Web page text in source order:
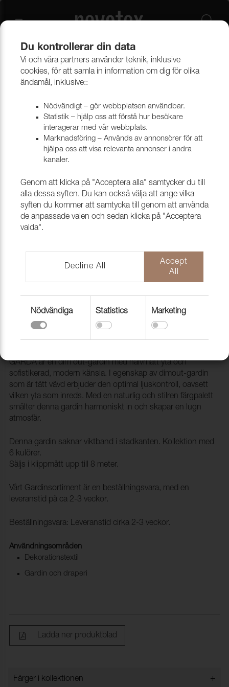
Gardiner Flamsäkra Gardinkollektioner
Gardin Garda Dim-out FR 303
Chincilla, 300cm
1801029
GARDA är en dim out-gardin med halvmatt yta och
sofistikerad, modern känsla. I egenskap av dimout-gardin
som är tätt vävd erbjuder den optimal ljuskontroll, oavsett
vilken yta som inreds. Med en naturlig och stilren färgpalett
smälter denna gardin harmoniskt in och skapar en lugn
atmosfär.
Denna gardin saknar viktband i stadkanten. Kollektion med
6 kulörer.
Säljs i klippmått upp till 8 meter.
Vårt Gardinsortiment är en beställningsvara, med en
leveranstid på ca 2-3 veckor.
Beställningsvara: Leveranstid cirka 2-3 veckor.
Användningsområden
Dekorationstextil
Gardin och draperi
Ladda ner produktblad
Färger i kollektionen +
Du kontrollerar din data
Vi och våra partners använder teknik, inklusive
cookies, för att samla in information om dig för olika
ändamål, inklusive::
Nödvändigt – gör webbplatsen användbar.
Statistik – hjälp oss att förstå hur besökare
interagerar med vår webbplats.
Marknadsföring – Används av annonsörer för att
hjälpa oss att visa relevanta annonser i andra
kanaler.
Genom att klicka på "Acceptera alla" samtycker du till
alla dessa syften. Du kan också välja att ange vilka
syften du kommer att samtycka till genom att använda
de anpassade valen och sedan klicka på "Acceptera
valda".
Decline All
Accept
All
Nödvändiga Statistics Marketing